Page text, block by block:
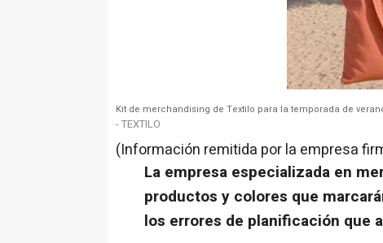
Kit de merchandising de Textilo para la temporada de
- TEXTILO
(Información remitida por la empresa
La empresa especializada en
productos y colores que
los errores de planificación que